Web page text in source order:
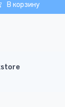
В корзину